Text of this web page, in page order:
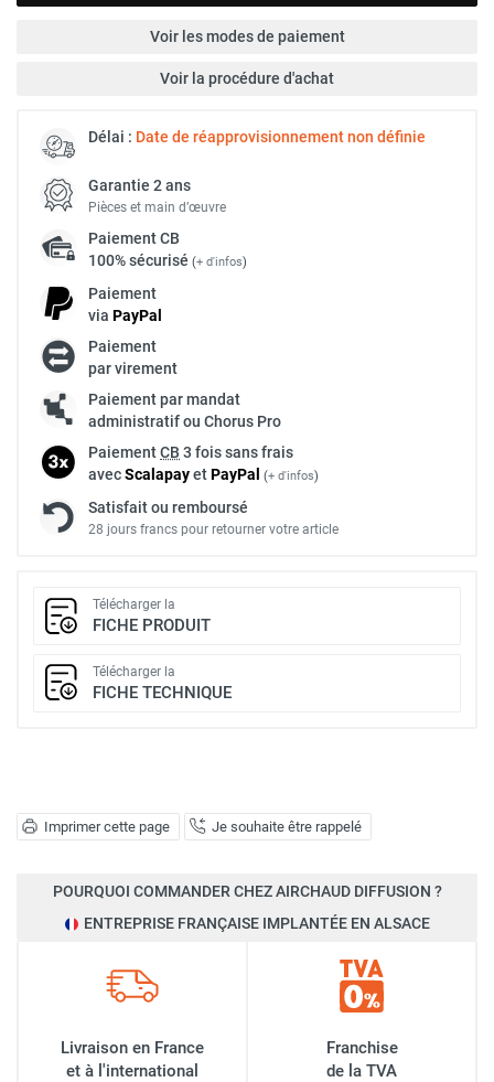
Imprimer cette page Je souhaite être rappelé
Voir les modes de paiement
Voir la procédure d'achat
Délai : Date de réapprovisionnement non définie
Garantie 2 ans
Pièces et main d’œuvre
PaiementCB
100% sécurisé (+ d'infos)
Paiement
via PayPal
Paiement
par virement
Paiement par mandat
administratif ou Chorus Pro
PaiementCB 3 fois sans frais
avecScalapayetPayPal (+ d'infos)
Satisfait ou remboursé
28 jours francs pour retourner votre article
Télécharger la
FICHE PRODUIT
Télécharger la
FICHE TECHNIQUE
POURQUOI COMMANDER CHEZ AIRCHAUD DIFFUSION ?
ENTREPRISE FRANÇAISE IMPLANTÉE EN ALSACE
Livraison en France
et à l'international
Franchise
de la TVA